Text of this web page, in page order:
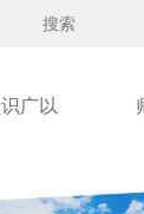
广以